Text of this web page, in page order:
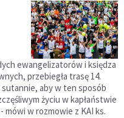
ewangelizatorów i księdza
przebiegła trasę 14.
aby w ten sposób
życiu w kapłaństwie
w rozmowie z KAI ks.